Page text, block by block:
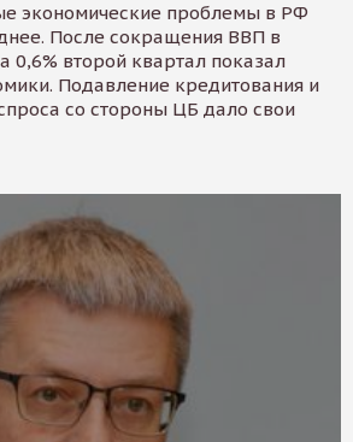
экономические проблемы в РФ
После сокращения ВВП в
0,6% второй квартал показал
Подавление кредитования и
со стороны ЦБ дало свои